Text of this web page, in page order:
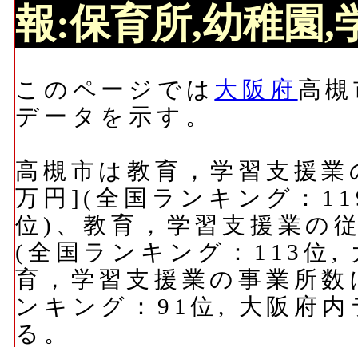
報:保育所,幼稚園,
このページでは 大阪府 高
データを示す。
高槻市は教育，学習支援
万円](全国ランキング：
位)、教育，学習支援業の
(全国ランキング：113位,
育，学習支援業の事業所
ンキング：91位, 大阪府
る。